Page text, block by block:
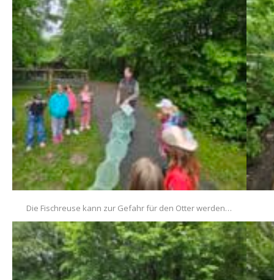
Die Fischreuse kann zur Gefahr für den Otter werden…